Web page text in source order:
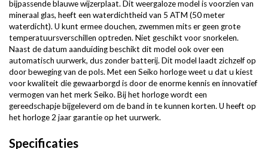
bijpassende blauwe wijzerplaat. Dit weergaloze model is voorzien van
mineraal glas, heeft een waterdichtheid van 5 ATM (50 meter
waterdicht). U kunt ermee douchen, zwemmen mits er geen grote
temperatuursverschillen optreden. Niet geschikt voor snorkelen.
Naast de datum aanduiding beschikt dit model ook over een
automatisch uurwerk, dus zonder batterij. Dit model laadt zichzelf op
door beweging van de pols. Met een Seiko horloge weet u dat u kiest
voor kwaliteit die gewaarborgd is door de enorme kennis en innovatief
vermogen van het merk Seiko. Bij het horloge wordt een
gereedschapje bijgeleverd om de band in te kunnen korten. U heeft op
het horloge 2 jaar garantie op het uurwerk.
Specificaties